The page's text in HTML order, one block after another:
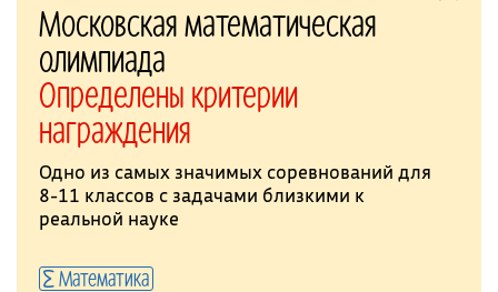
Московская математическая
олимпиада
Определены критерии
награждения
Одно из самых значимых соревнований для
8-11 классов с задачами близкими к
реальной науке
Математика